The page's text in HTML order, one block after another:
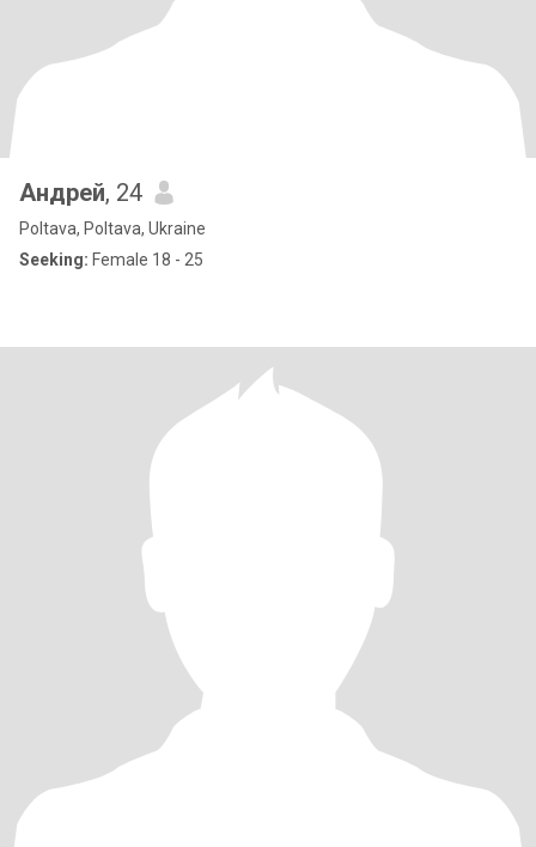
Андрей, 24
Poltava, Poltava, Ukraine
Seeking: Female 18 - 25